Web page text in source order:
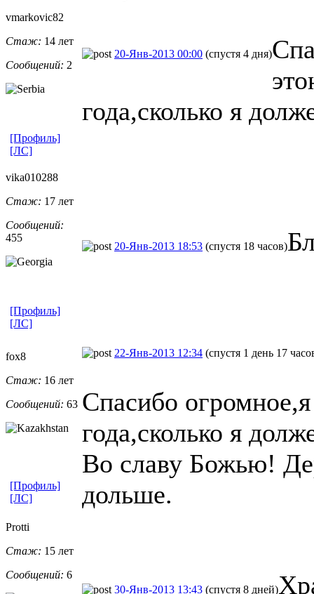
vmarkovic82
Стаж: 14 лет
Сообщений: 2
20-Янв-2013 00:00 (спустя 4 дня)
года,сколько я
[Профиль]
[ЛС]
vika010288
Стаж: 17 лет
Сообщений:
455
20-Янв-2013 18:53 (спустя 18 часов)
[Профиль]
[ЛС]
fox8
Стаж: 16 лет
Сообщений: 63
22-Янв-2013 12:34 (спустя 1 день 17
Спасибо
года,сколько я
Во славу Божью!
дольше.
[Профиль]
[ЛС]
Protti
Стаж: 15 лет
Сообщений: 6
30-Янв-2013 13:43 (спустя 8 дней)